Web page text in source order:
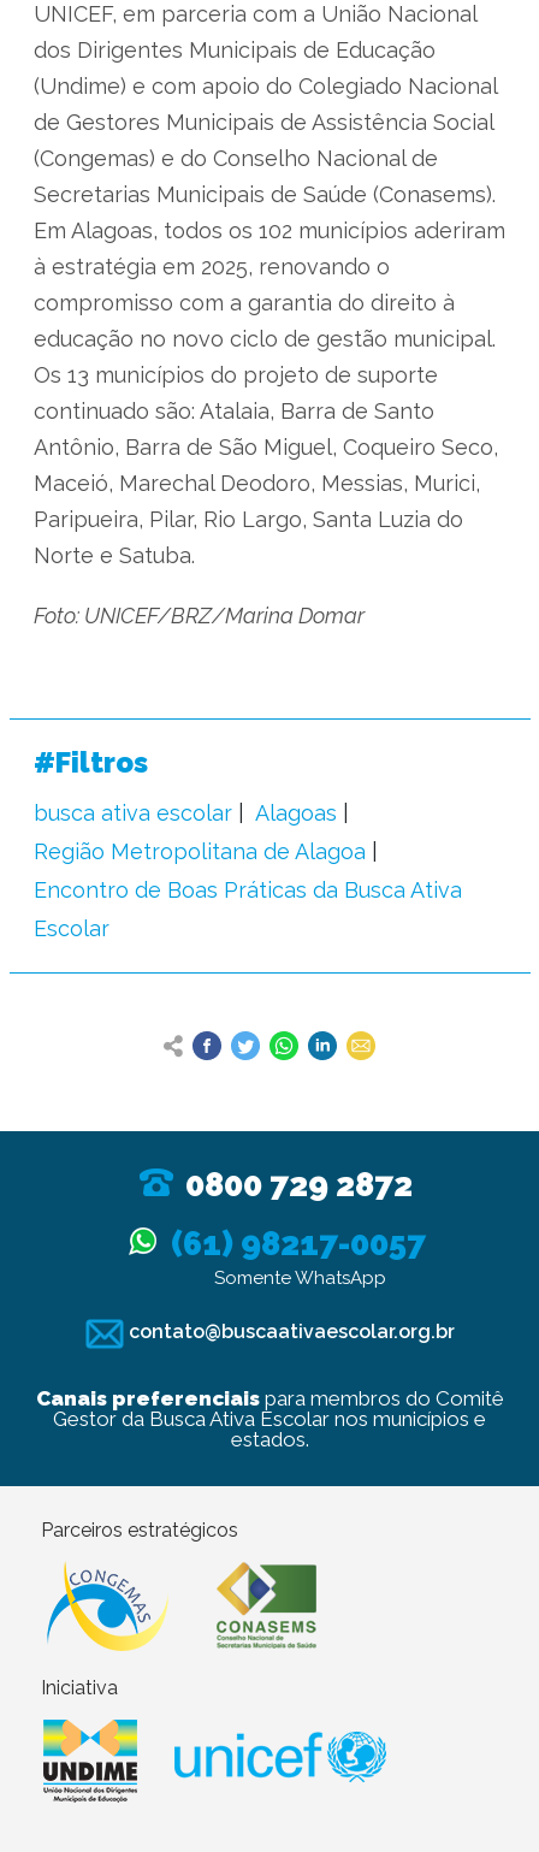
UNICEF, em parceria com a União Nacional
dos Dirigentes Municipais de Educação
(Undime) e com apoio do Colegiado Nacional
de Gestores Municipais de Assistência Social
(Congemas) e do Conselho Nacional de
Secretarias Municipais de Saúde (Conasems).
Em Alagoas, todos os 102 municípios aderiram
à estratégia em 2025, renovando o
compromisso com a garantia do direito à
educação no novo ciclo de gestão municipal.
Os 13 municípios do projeto de suporte
continuado são: Atalaia, Barra de Santo
Antônio, Barra de São Miguel, Coqueiro Seco,
Maceió, Marechal Deodoro, Messias, Murici,
Paripueira, Pilar, Rio Largo, Santa Luzia do
Norte e Satuba.
Foto: UNICEF/BRZ/Marina Domar
#Filtros
busca ativa escolar
Alagoas
Região Metropolitana de Alagoa
Encontro de Boas Práticas da Busca Ativa
Escolar
0800 729 2872
(61) 98217-0057
Somente WhatsApp
contato@buscaativaescolar.org.br
Canais preferenciaispara membros do Comitê
Gestor da Busca Ativa Escolar nos municípios e
estados.
Parceiros estratégicos
Iniciativa